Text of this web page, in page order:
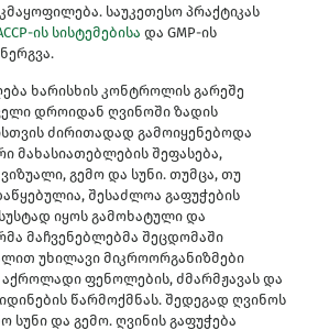
საუკეთესო პრაქტიკას
ის სისტემებისა და GMP-ის
ხარისხის კონტროლის გარეშე
დროიდან ღვინოში ზადის
ძირითადად გამოიყენებოდა
მახასიათებლების შეფასება,
გემო და სუნი. თუმცა, თუ
შესაძლოა გაფუჭების
იყოს გამოხატული და
მაჩვენებლებმა შეცდომაში
უხილავი მიკროორგანიზმები
აქროლადი ფენოლების, ძმარმჟავას და
წარმოქმნას. შედეგად ღვინოს
სუნი და გემო. ღვინის გაფუჭება